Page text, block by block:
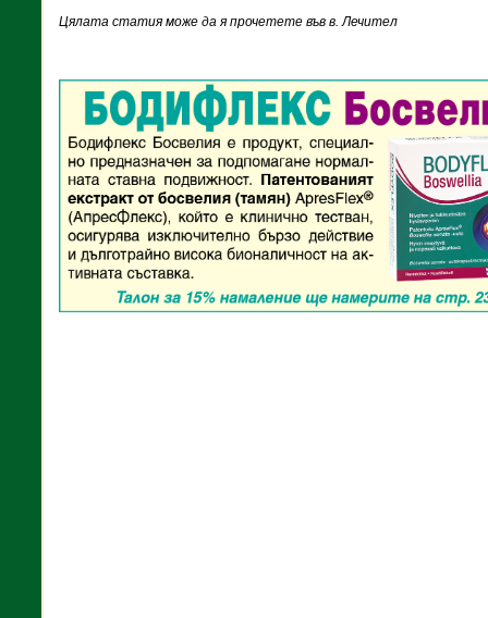
Цялата статия може да я прочетете във в. Лечител